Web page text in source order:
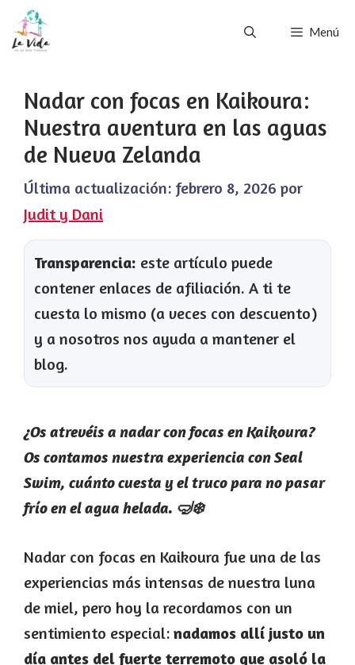
Saltar
Menú
Nadar con focas en Kaikoura:
Nuestra aventura en las aguas
de Nueva Zelanda
Última actualización: febrero 8, 2026 por
Judit y Dani
Transparencia: este artículo puede
contener enlaces de afiliación. A ti te
cuesta lo mismo (a veces con descuento)
y a nosotros nos ayuda a mantener el
blog.
¿Os atrevéis a nadar con focas en Kaikoura?
Os contamos nuestra experiencia con Seal
Swim, cuánto cuesta y el truco para no pasar
frío en el agua helada. 🤿❄️
Nadar con focas en Kaikoura fue una de las
experiencias más intensas de nuestra luna
de miel, pero hoy la recordamos con un
sentimiento especial: nadamos allí justo un
día antes del fuerte terremoto que asoló la